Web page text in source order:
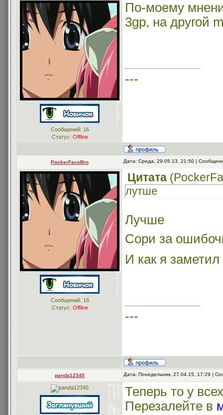
Сообщений: 16
Статус: Offline
По-моему
3gp, на другой
---
PockerFaceBro Дата: Среда, 29.05.13, 21:50 |
Сообщений: 16
Статус: Offline
Цитата (
лутше
Лучше
Сори за
И как я
---
panda12345 Дата: Понедельник, 27.04.15, 17:29 |
Теперь то у
Перезалейте в